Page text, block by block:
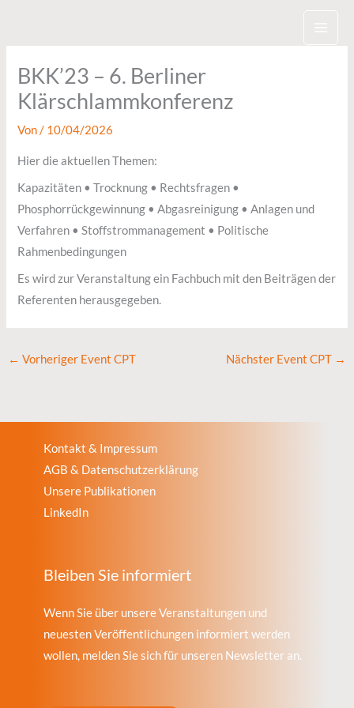
BKK’23 – 6. Berliner
Klärschlammkonferenz
Von/ 10/04/2026
Hier die aktuellen Themen:
Kapazitäten • Trocknung • Rechtsfragen •
Phosphorrückgewinnung • Abgasreinigung • Anlagen und
Verfahren • Stoffstrommanagement • Politische
Rahmenbedingungen
Es wird zur Veranstaltung ein Fachbuch mit den Beiträgen der
Referenten herausgegeben.
← Vorheriger Event CPT Nächster Event CPT →
Kontakt & Impressum
AGB & Datenschutzerklärung
Unsere Publikationen
LinkedIn
Bleiben Sie informiert
Wenn Sie über unsere Veranstaltungen und
neuesten Veröffentlichungen informiert werden
wollen, melden Sie sich für unseren Newsletter an.